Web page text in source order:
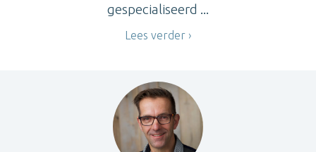
gespecialiseerd ...
Lees verder